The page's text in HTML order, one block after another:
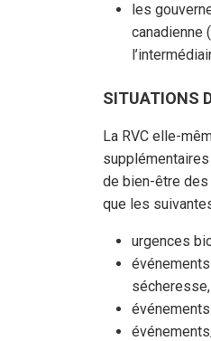
les
canadienne
SITUATIONS
La RVC elle-
de bien-être des
que les
urgences